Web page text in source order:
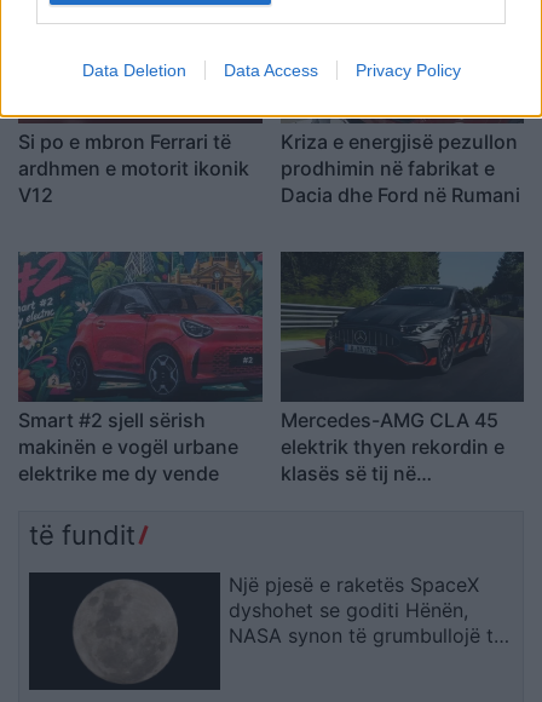
Data Deletion Data Access Privacy Policy
Si po e mbron Ferrari të
ardhmen e motorit ikonik
V12
Kriza e energjisë pezullon
prodhimin në fabrikat e
Dacia dhe Ford në Rumani
Smart #2 sjell sërish
makinën e vogël urbane
elektrike me dy vende
Mercedes-AMG CLA 45
elektrik thyen rekordin e
klasës së tij në
të fundit
Një pjesë e raketës SpaceX
dyshohet se goditi Hënën,
NASA synon të grumbullojë të